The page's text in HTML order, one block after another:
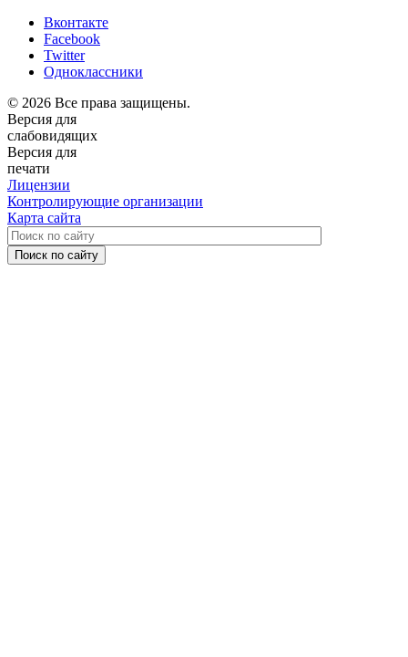
Вконтакте
Facebook
Twitter
Одноклассники
© 2026 Все права защищены.
Версия для
слабовидящих
Версия для
печати
Лицензии
Контролирующие организации
Карта сайта
Поиск по сайту